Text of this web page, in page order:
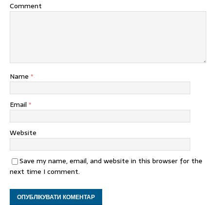
Comment
Name *
Email *
Website
Save my name, email, and website in this browser for the
next time I comment.